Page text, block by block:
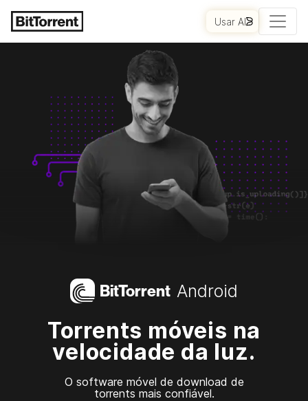
Usar AI
BitTorrent Android
Torrents móveis na
velocidade da luz.
O software móvel de download de
torrents mais confiável.